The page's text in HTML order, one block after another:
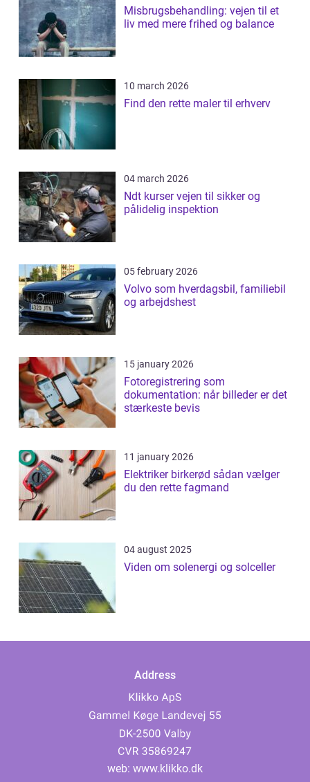
Misbrugsbehandling: vejen til et
liv med mere frihed og balance
10 march 2026
Find den rette maler til erhverv
04 march 2026
Ndt kurser vejen til sikker og
pålidelig inspektion
05 february 2026
Volvo som hverdagsbil, familiebil
og arbejdshest
15 january 2026
Fotoregistrering som
dokumentation: når billeder er det
stærkeste bevis
11 january 2026
Elektriker birkerød sådan vælger
du den rette fagmand
04 august 2025
Viden om solenergi og solceller
Address
web: www.klikko.dk